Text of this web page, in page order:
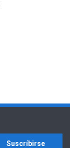
Suscríbirse